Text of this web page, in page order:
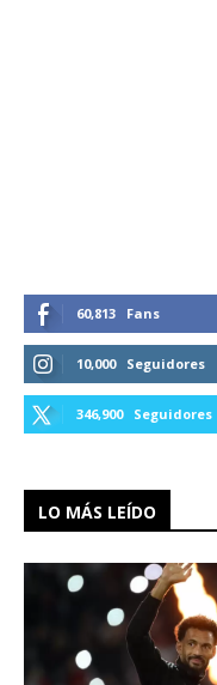
60,813 Fans
10,000 Seguidores
346,900 Seguidores
LO MÁS LEÍDO